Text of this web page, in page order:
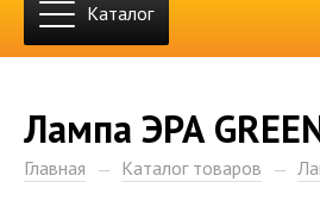
Каталог
Лампа ЭРА
Главная Каталог товаров